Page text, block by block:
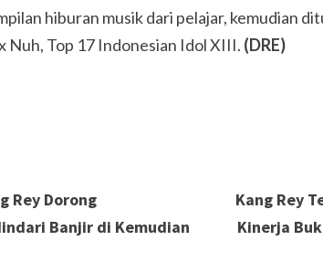
hiburan musik dari pelajar, kemudian
Nuh, Top 17 Indonesian Idol XIII. (DRE)
Rey Dorong
Banjir di Kemudian
Kang Rey
Kinerja